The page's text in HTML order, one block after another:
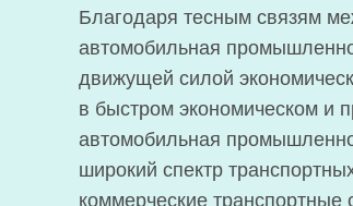
Благодаря тесным связям
автомобильная
движущей силой
в быстром экономическом и
автомобильная
широкий спектр
коммерческие транспортные